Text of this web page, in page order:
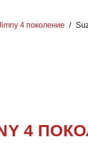
4 поколение /
4